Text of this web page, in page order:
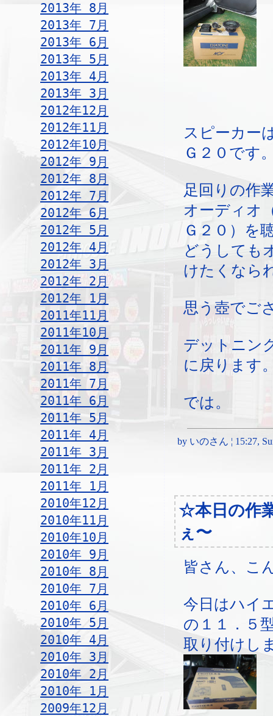
2013年 8月
2013年 7月
2013年 6月
2013年 5月
2013年 4月
2013年 3月
2012年12月
2012年11月
2012年10月
2012年 9月
2012年 8月
2012年 7月
2012年 6月
2012年 5月
2012年 4月
2012年 3月
2012年 2月
2012年 1月
2011年11月
2011年10月
2011年 9月
2011年 8月
2011年 7月
2011年 6月
2011年 5月
2011年 4月
2011年 3月
2011年 2月
2011年 1月
2010年12月
2010年11月
2010年10月
2010年 9月
2010年 8月
2010年 7月
2010年 6月
2010年 5月
2010年 4月
2010年 3月
2010年 2月
2010年 1月
2009年12月
スピーカー
Ｇ２０です
足回りの作
オーディオ
Ｇ２０）を
どうしても
けたくなら
思う壺でご
デットニン
に戻ります
では。
by いのさん ¦ 15:27,
☆本日の作
ぇ〜
皆さん、こ
今日はハイ
の１１．５
取り付けし